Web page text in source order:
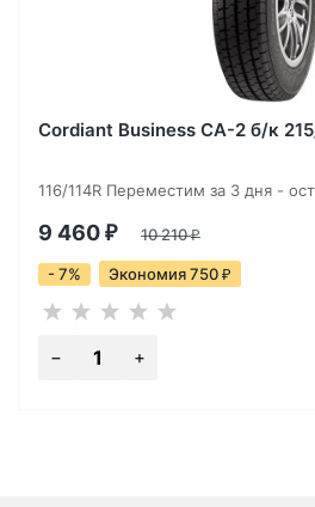
Cordiant Business CA-2 б/к
116/114R Переместим за 3 дня -
9 460 ₽ 10 210₽
- 7% Экономия 750 ₽